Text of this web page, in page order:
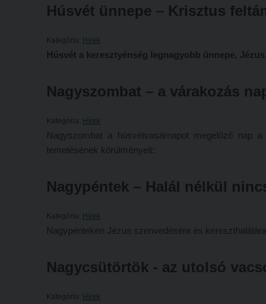
Húsvét ünnepe – Krisztus
Kategória: Hírek
Húsvét a keresztyénség legnagyobb ünnepe,
Nagyszombat – a várakozás
Kategória: Hírek
Nagyszombat a húsvétvasárnapot megelőző nap
temetésének körülményeit:
Nagypéntek – Halál nélkül
Kategória: Hírek
Nagypénteken Jézus szenvedésére és
Nagycsütörtök - az utolsó
Kategória: Hírek